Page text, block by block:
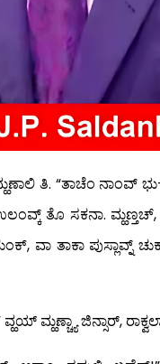
ತಿ. “ತಾಚೆಂ ನಾಂವ್
ತೊ ಸಕನಾ.
ವಾ ತಾಕಾ ಪುಸ್ಲಾವ್ನ್
ಮ್ಹಣ್ಚ್ಯಾ ಜಿನ್ಸಾರ್,